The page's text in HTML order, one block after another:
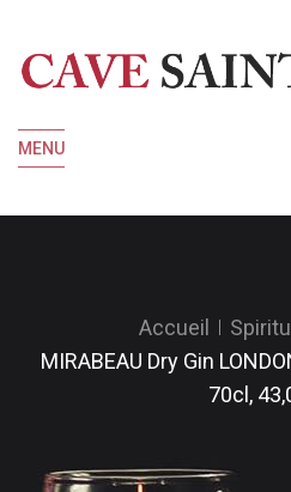
MENU
Accueil
MIRABEAU Dry Gin
70cl,